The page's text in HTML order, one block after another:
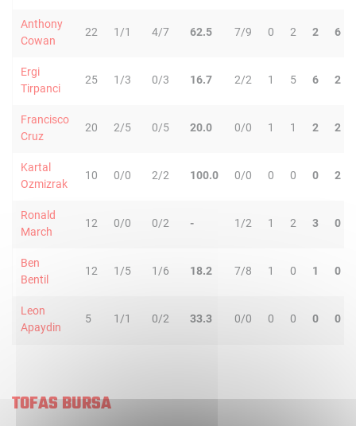
Anthony
Cowan
22 1/1 4/7 62.5 7/9 0 2 2 6
Ergi
Tirpanci
25 1/3 0/3 16.7 2/2 1 5 6 2
Francisco
Cruz
20 2/5 0/5 20.0 0/0 1 1 2 2
Kartal
Ozmizrak
10 0/0 2/2 100.0 0/0 0 0 0 2
Ronald
March
12 0/0 0/2 - 1/2 1 2 3 0
Ben
Bentil
12 1/5 1/6 18.2 7/8 1 0 1 0
Leon
Apaydin
5 1/1 0/2 33.3 0/0 0 0 0 0
TOFAS BURSA